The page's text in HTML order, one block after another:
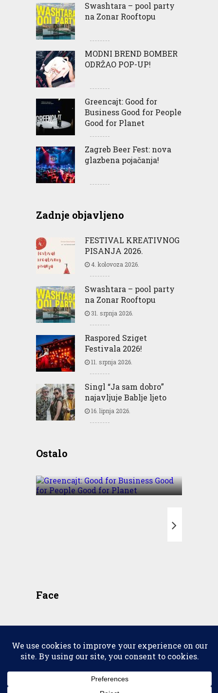
Swashtara – pool party
na Zonar Rooftopu
MODNI BREND BOMBER
ODRŽAO POP-UP!
Greencajt: Good for
Business Good for People
Good for Planet
Zagreb Beer Fest: nova
glazbena pojačanja!
Zadnje objavljeno
FESTIVAL KREATIVNOG
PISANJA 2026.
4. kolovoza 2026.
Swashtara – pool party
na Zonar Rooftopu
31. srpnja 2026.
Raspored Sziget
Festivala 2026!
11. srpnja 2026.
Singl “Ja sam dobro”
najavljuje Bablje ljeto
16. lipnja 2026.
OstaloBusiness Good for People
Face